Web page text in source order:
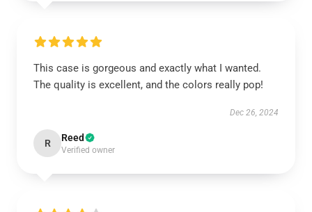
This case is gorgeous and exactly what I wanted.
The quality is excellent, and the colors really pop!
Dec 26, 2024
R Reed
Verified owner